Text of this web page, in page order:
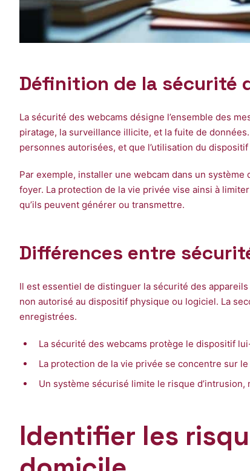
Définition de la sécurité
La sécurité des webcams désigne l’ensemble des
piratage, la surveillance illicite, et la fuite de
personnes autorisées, et que l’utilisation du
Par exemple, installer une webcam dans un
foyer. La protection de la vie privée vise ainsi à
qu’ils peuvent générer ou transmettre.
Différences entre
Il est essentiel de distinguer la sécurité des
non autorisé au dispositif physique ou logiciel. La
enregistrées.
La sécurité des webcams protège le dispositif
La protection de la vie privée se concentre sur
Un système sécurisé limite le risque
Identifier les